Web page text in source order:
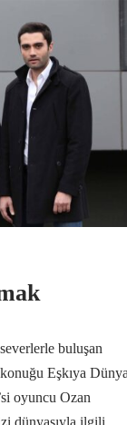
buluşan
Eşkıya
oyuncu Ozan